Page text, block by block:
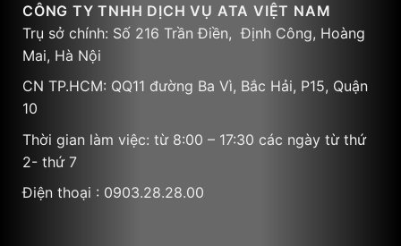
CÔNG TY TNHH DỊCH VỤ ATA VIỆT NAM
Trụ sở chính: Số 216 Trần Điền, Định Công, Hoàng
Mai, Hà Nội
CN TP.HCM: QQ11 đường Ba Vì, Bắc Hải, P15, Quận
10
Thời gian làm việc: từ 8:00 – 17:30 các ngày từ thứ
2- thứ 7
Điện thoại : 0903.28.28.00